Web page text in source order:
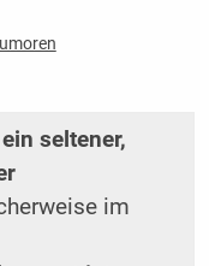
ein seltener,
im